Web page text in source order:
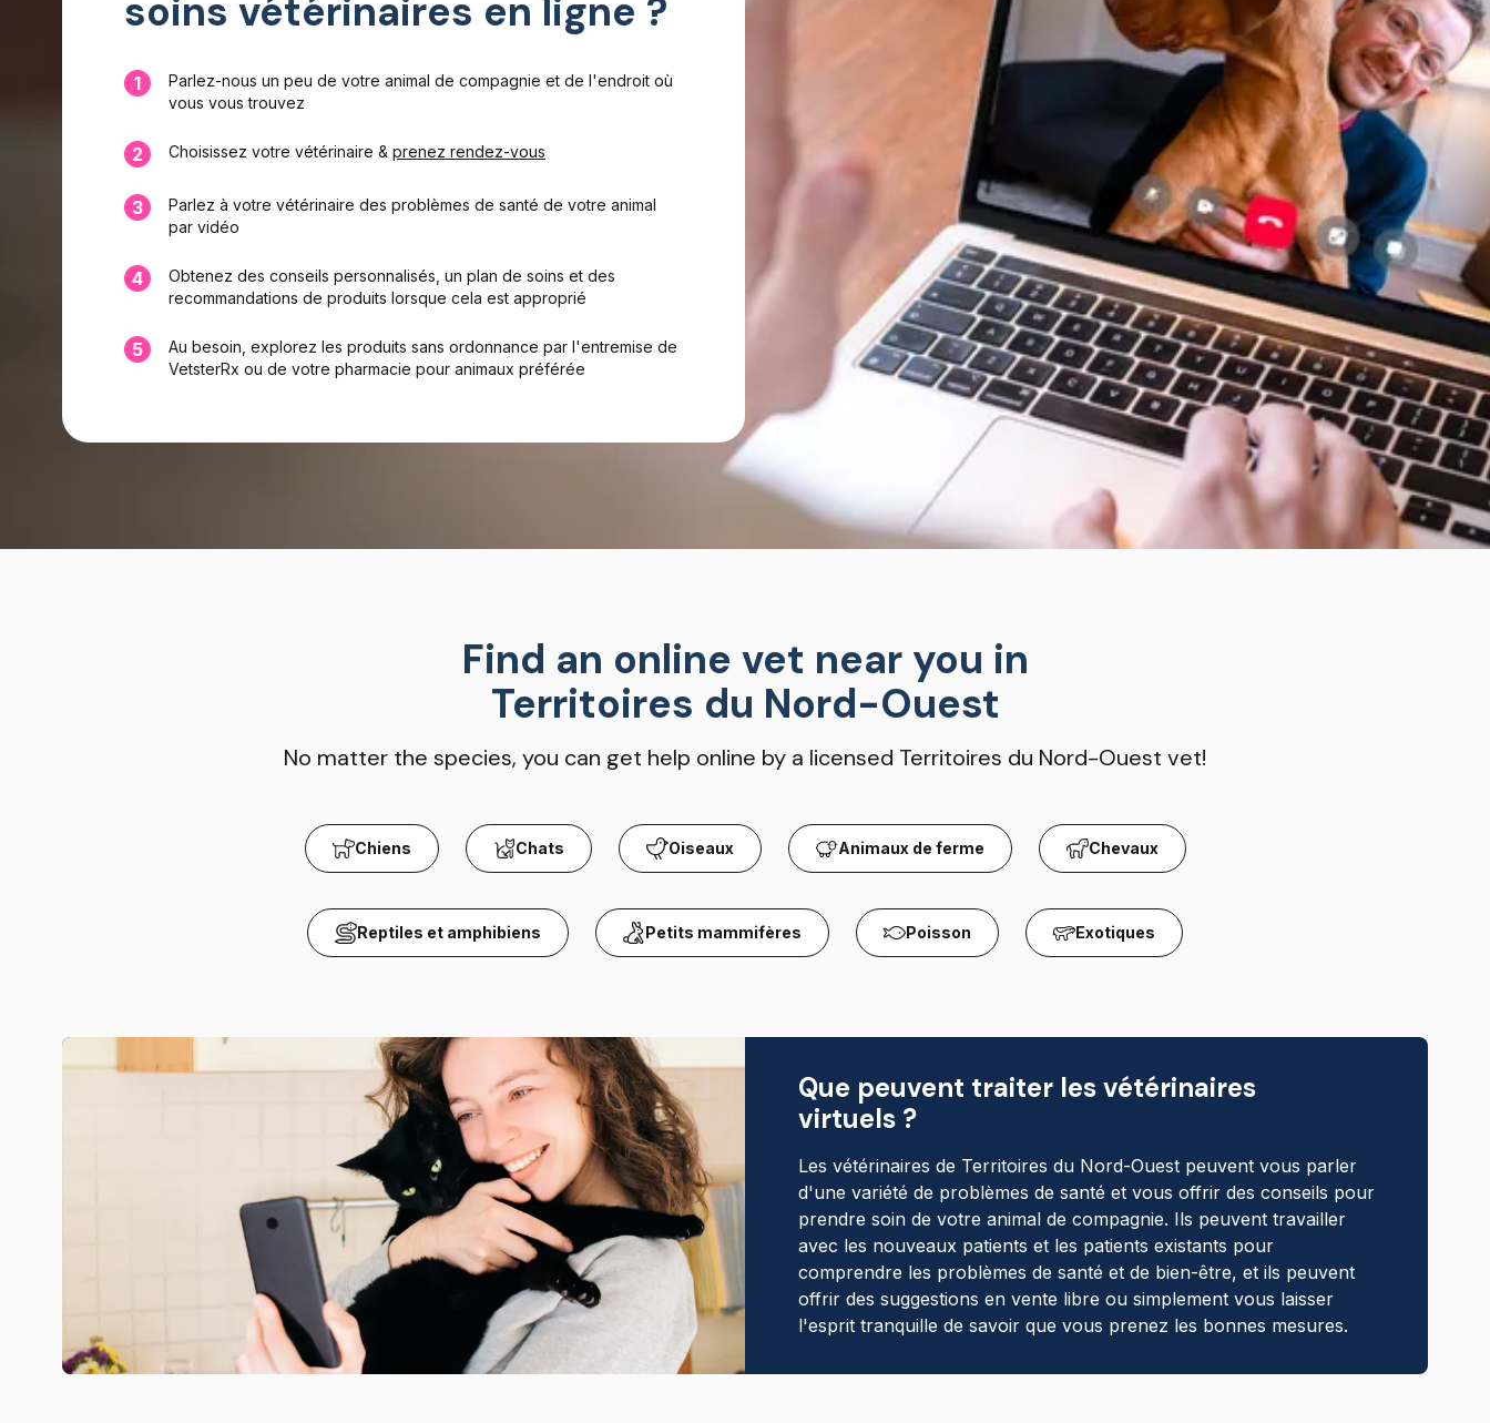
soins vétérinaires en ligne ?
1
Parlez-nous un peu de votre animal de compagnie et de l'endroit où
vous vous trouvez
2 Choisissez votre vétérinaire & prenez rendez-vous
3
Parlez à votre vétérinaire des problèmes de santé de votre animal
par vidéo
4
Obtenez des conseils personnalisés, un plan de soins et des
recommandations de produits lorsque cela est approprié
5
Au besoin, explorez les produits sans ordonnance par l'entremise de
VetsterRx ou de votre pharmacie pour animaux préférée
Find an online vet near you in
Territoires du Nord-Ouest
No matter the species, you can get help online by a licensed Territoires du Nord-Ouest vet!
Chiens Chats Oiseaux Animaux de ferme Chevaux
Reptiles et amphibiens Petits mammifères Poisson Exotiques
Que peuvent traiter les vétérinaires
virtuels ?
Les vétérinaires de Territoires du Nord-Ouest peuvent vous parler
d'une variété de problèmes de santé et vous offrir des conseils pour
prendre soin de votre animal de compagnie. Ils peuvent travailler
avec les nouveaux patients et les patients existants pour
comprendre les problèmes de santé et de bien-être, et ils peuvent
offrir des suggestions en vente libre ou simplement vous laisser
l'esprit tranquille de savoir que vous prenez les bonnes mesures.